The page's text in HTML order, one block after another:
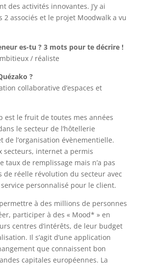
des activités innovantes. J’y ai
2 associés et le projet Moodwalk a vu
es-tu ? 3 mots pour te décrire !
/ réaliste
?
collaborative d’espaces et
est le fruit de toutes mes années
le secteur de l’hôtellerie
de l’organisation évènementielle.
secteurs, internet a permis
taux de remplissage mais n’a pas
de réelle révolution du secteur avec
personnalisé pour le client.
à des millions de personnes
participer à des « Mood* » en
centres d’intérêts, de leur budget
Il s’agit d’une application
que connaissent bon
capitales européennes. La